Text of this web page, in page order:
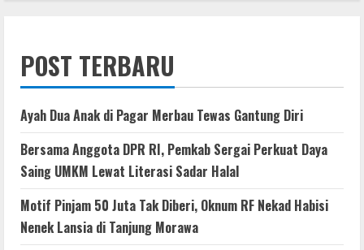
POST TERBARU
Ayah Dua Anak di Pagar Merbau Tewas Gantung Diri
Bersama Anggota DPR RI, Pemkab Sergai Perkuat Daya
Saing UMKM Lewat Literasi Sadar Halal
Motif Pinjam 50 Juta Tak Diberi, Oknum RF Nekad Habisi
Nenek Lansia di Tanjung Morawa